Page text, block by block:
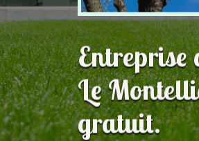
Entreprise
Le
gratuit.